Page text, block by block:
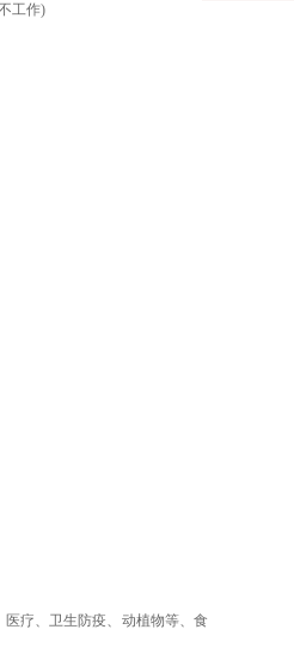
工作)
疗、卫生防疫、动植物等、食